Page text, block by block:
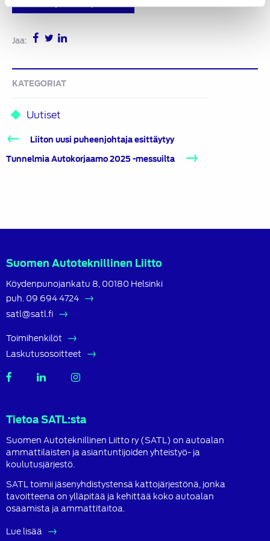
KATEGORIAT
Uutiset
Jaa:
Artikkelien
selausLiiton uusi puheenjohtaja esittäytyy
Tunnelmia Autokorjaamo 2025 -messuilta
Suomen Autoteknillinen Liitto
Köydenpunojankatu 8, 00180 Helsinki
puh. 09 694 4724
satl@satl.fi
Toimihenkilöt
Laskutusosoitteet
SATL
SATL
Tietoa SATL:sta
Suomen Autoteknillinen Liitto ry (SATL) on autoalan
ammattilaisten ja asiantuntijoiden yhteistyö- ja
koulutusjärjestö.
SATL toimii jäsenyhdistystensä kattojärjestönä, jonka
tavoitteena on ylläpitää ja kehittää koko autoalan
osaamista ja ammattitaitoa.
Lue lisää